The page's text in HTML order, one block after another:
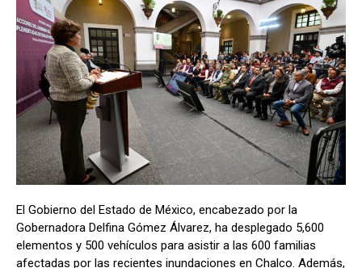
El Gobierno del Estado de México, encabezado por la
Gobernadora Delfina Gómez Álvarez, ha desplegado 5,600
elementos y 500 vehículos para asistir a las 600 familias
afectadas por las recientes inundaciones en Chalco. Además,